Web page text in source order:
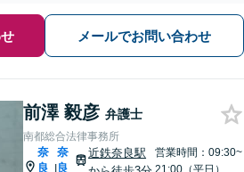
メールでお問い合わせ
前澤 毅彦 弁護士
南都総合法律事務所
奈
良 |
奈
良
近鉄奈良駅
営業時間：09:30~
21:00（平日）